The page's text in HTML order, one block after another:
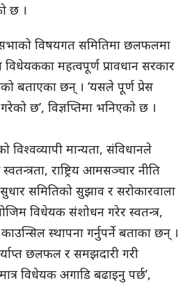
छ ।
विषयगत समितिमा छलफलमा
विधेयकका महत्वपूर्ण प्रावधान सरकार
बताएका छन् । ‘यसले पूर्ण प्रेस
छ’, विज्ञप्तिमा भनिएको छ ।
विश्वव्यापी मान्यता, संविधानले
राष्ट्रिय आमसञ्चार नीति
समितिको सुझाव र सरोकारवाला
विधेयक संशोधन गरेर स्वतन्त्र,
स्थापना गर्नुपर्ने बताका छन् ।
छलफल र समझदारी गरी
विधेयक अगाडि बढाइनु पर्छ’,